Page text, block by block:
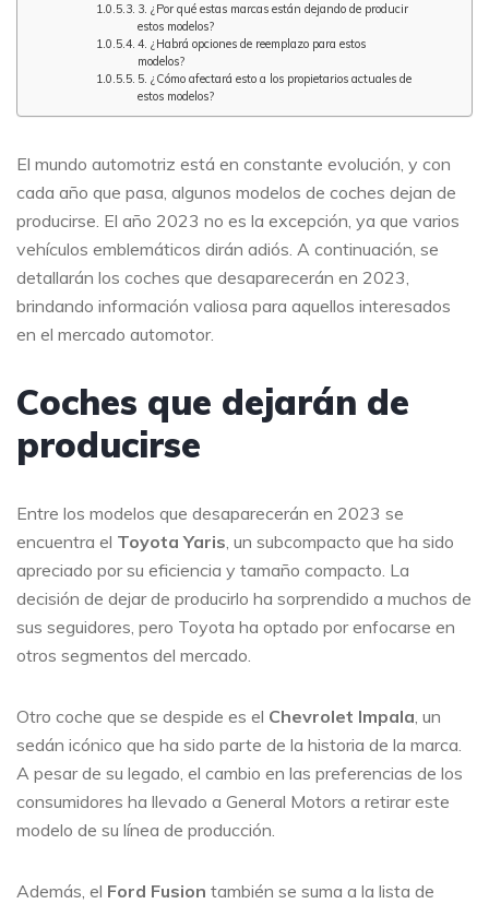
3. ¿Por qué estas marcas están dejando de producir
estos modelos?
4. ¿Habrá opciones de reemplazo para estos
modelos?
5. ¿Cómo afectará esto a los propietarios actuales de
estos modelos?
El mundo automotriz está en constante evolución, y con
cada año que pasa, algunos modelos de coches dejan de
producirse. El año 2023 no es la excepción, ya que varios
vehículos emblemáticos dirán adiós. A continuación, se
detallarán los coches que desaparecerán en 2023,
brindando información valiosa para aquellos interesados
en el mercado automotor.
Coches que dejarán de
producirse
Entre los modelos que desaparecerán en 2023 se
encuentra el Toyota Yaris , un subcompacto que ha sido
apreciado por su eficiencia y tamaño compacto. La
decisión de dejar de producirlo ha sorprendido a muchos de
sus seguidores, pero Toyota ha optado por enfocarse en
otros segmentos del mercado.
Otro coche que se despide es el Chevrolet Impala , un
sedán icónico que ha sido parte de la historia de la marca.
A pesar de su legado, el cambio en las preferencias de los
consumidores ha llevado a General Motors a retirar este
modelo de su línea de producción.
Además, el Ford Fusion también se suma a la lista de